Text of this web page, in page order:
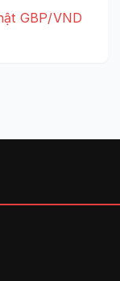
GBP/VND